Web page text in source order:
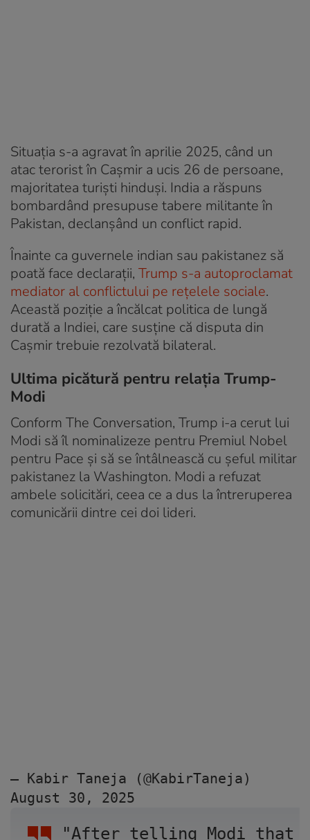
Situația s-a agravat în aprilie 2025, când un
atac terorist în Cașmir a ucis 26 de persoane,
majoritatea turiști hinduși. India a răspuns
bombardând presupuse tabere militante în
Pakistan, declanșând un conflict rapid.
Înainte ca guvernele indian sau pakistanez să
poată face declarații, Trump s-a autoproclamat
mediator al conflictului pe rețelele sociale.
Această poziție a încălcat politica de lungă
durată a Indiei, care susține că disputa din
Cașmir trebuie rezolvată bilateral.
Ultima picătură pentru relația Trump-
Modi
Conform The Conversation, Trump i-a cerut lui
Modi să îl nominalizeze pentru Premiul Nobel
pentru Pace și să se întâlnească cu șeful militar
pakistanez la Washington. Modi a refuzat
ambele solicitări, ceea ce a dus la întreruperea
comunicării dintre cei doi lideri.
"After telling Modi that
— Kabir Taneja (@KabirTaneja)
August 30, 2025